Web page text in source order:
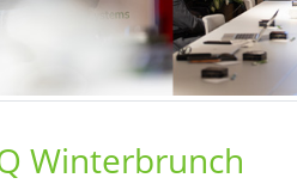
Winterbrunch